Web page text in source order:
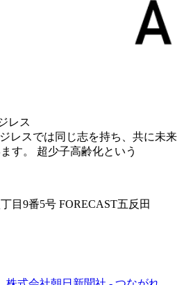
レス
レスでは同じ志を持ち、共に未来
す。 超少子高齢化という
目9番5号 FORECAST五反田